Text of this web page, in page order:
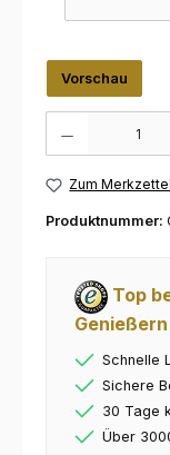
Vorschau
Zum
Produktnummer:
Top
Genießern
Schnelle
Sichere
30 Tage
Über